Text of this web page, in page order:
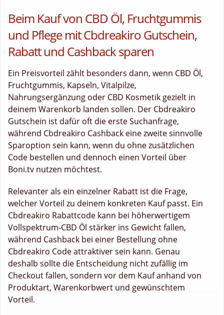
Beim Kauf von CBD Öl, Fruchtgummis
und Pflege mit Cbdreakiro Gutschein,
Rabatt und Cashback sparen
Ein Preisvorteil zählt besonders dann, wenn CBD Öl,
Fruchtgummis, Kapseln, Vitalpilze,
Nahrungsergänzung oder CBD Kosmetik gezielt in
deinem Warenkorb landen sollen. Der Cbdreakiro
Gutschein ist dafür oft die erste Suchanfrage,
während Cbdreakiro Cashback eine zweite sinnvolle
Sparoption sein kann, wenn du ohne zusätzlichen
Code bestellen und dennoch einen Vorteil über
Boni.tv nutzen möchtest.
Relevanter als ein einzelner Rabatt ist die Frage,
welcher Vorteil zu deinem konkreten Kauf passt. Ein
Cbdreakiro Rabattcode kann bei höherwertigem
Vollspektrum-CBD Öl stärker ins Gewicht fallen,
während Cashback bei einer Bestellung ohne
Cbdreakiro Code attraktiver sein kann. Genau
deshalb sollte die Entscheidung nicht zufällig im
Checkout fallen, sondern vor dem Kauf anhand von
Produktart, Warenkorbwert und gewünschtem
Vorteil.